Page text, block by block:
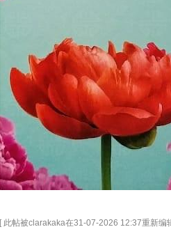
[ 此帖被clarakaka在31-07-2026 12:37重新编